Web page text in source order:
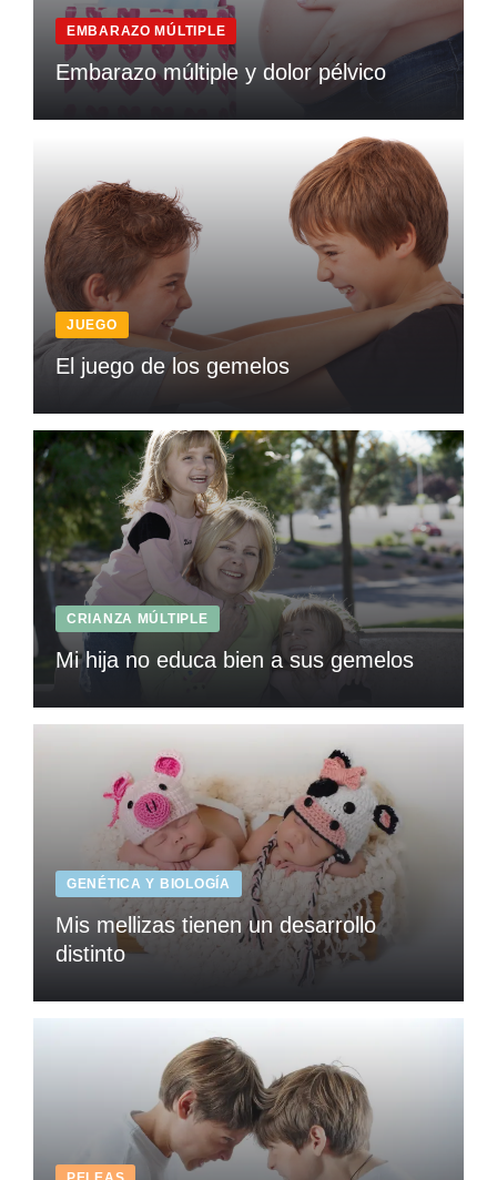
EMBARAZO MÚLTIPLE
Embarazo múltiple y dolor pélvico
JUEGO
El juego de los gemelos
CRIANZA MÚLTIPLE
Mi hija no educa bien a sus gemelos
GENÉTICA Y BIOLOGÍA
Mis mellizas tienen un desarrollo
distinto